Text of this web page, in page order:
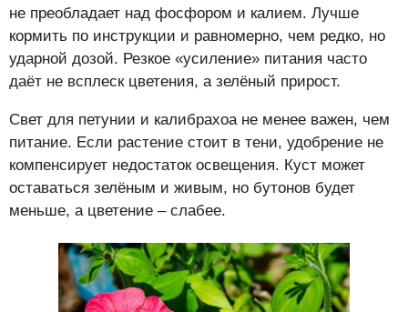
не преобладает над фосфором и калием. Лучше
кормить по инструкции и равномерно, чем редко, но
ударной дозой. Резкое «усиление» питания часто
даёт не всплеск цветения, а зелёный прирост.
Свет для петунии и калибрахоа не менее важен, чем
питание. Если растение стоит в тени, удобрение не
компенсирует недостаток освещения. Куст может
оставаться зелёным и живым, но бутонов будет
меньше, а цветение – слабее.